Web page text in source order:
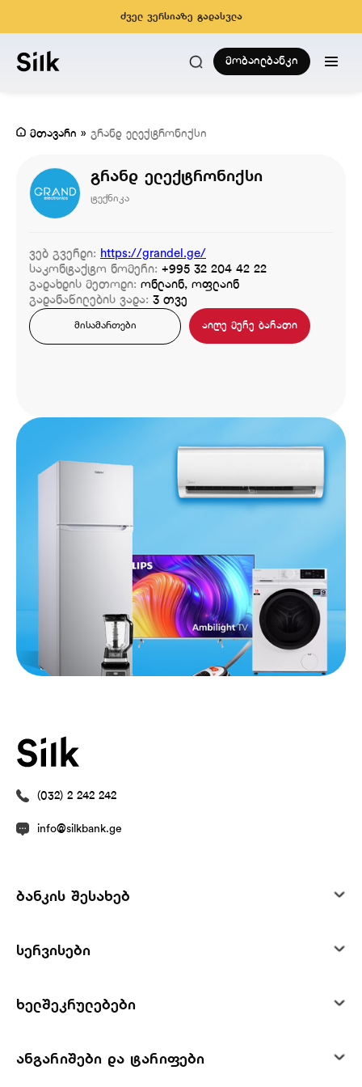
ძველ ვერსიაზე გადასვლა
მობაილბანკი
მთავარი » გრანდ ელექტრონიქსი
გრანდ ელექტრონიქსი
ტექნიკა
ვებ გვერდი: https://grandel.ge/
საკონტაქტო ნომერი: +995 32 204 42 22
გადახდის მეთოდი: ონლაინ, ოფლაინ
გადანაწილების ვადა: 3 თვე
მისამართები აიღე მერე ბარათი
(032) 2 242 242
info@silkbank.ge
ბანკის შესახებ
სერვისები
ხელშეკრულებები
ანგარიშები და ტარიფები